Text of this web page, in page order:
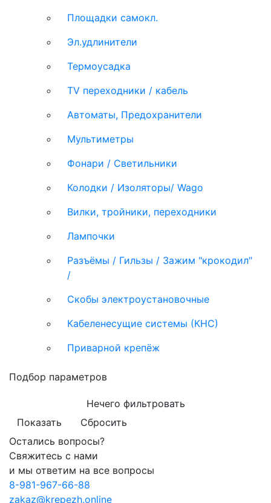
Площадки самокл.
Эл.удлинители
Термоусадка
TV переходники / кабель
Автоматы, Предохранители
Мультиметры
Фонари / Светильники
Колодки / Изоляторы/ Wago
Вилки, тройники, переходники
Лампочки
Разъёмы / Гильзы / Зажим "крокодил"
/
Скобы электроустановочные
Кабеленесущие системы (КНС)
Приварной крепёж
Подбор параметров
Нечего фильтровать
Показать
Сбросить
Остались вопросы?
Свяжитесь с нами
и мы ответим на все вопросы
8-981-967-66-88
zakaz@krepezh.online